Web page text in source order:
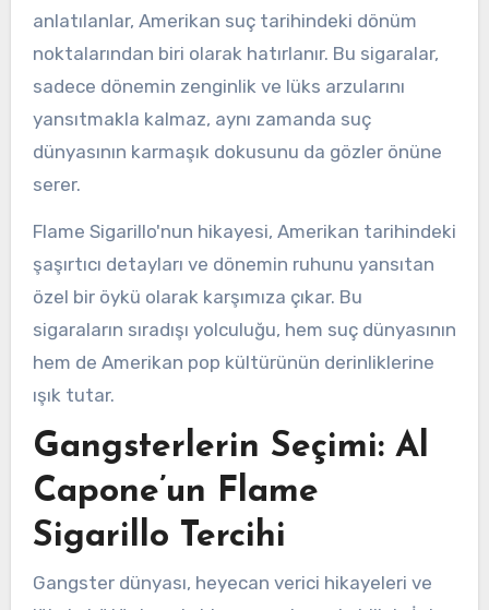
anlatılanlar, Amerikan suç tarihindeki dönüm
noktalarından biri olarak hatırlanır. Bu sigaralar,
sadece dönemin zenginlik ve lüks arzularını
yansıtmakla kalmaz, aynı zamanda suç
dünyasının karmaşık dokusunu da gözler önüne
serer.
Flame Sigarillo'nun hikayesi, Amerikan tarihindeki
şaşırtıcı detayları ve dönemin ruhunu yansıtan
özel bir öykü olarak karşımıza çıkar. Bu
sigaraların sıradışı yolculuğu, hem suç dünyasının
hem de Amerikan pop kültürünün derinliklerine
ışık tutar.
Gangsterlerin Seçimi: Al
Capone’un Flame
Sigarillo Tercihi
Gangster dünyası, heyecan verici hikayeleri ve